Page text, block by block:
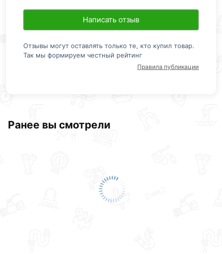
Написать отзыв
Отзывы могут оставлять только те, кто купил товар.
Так мы формируем честный рейтинг
Правила публикации
Ранее вы смотрели